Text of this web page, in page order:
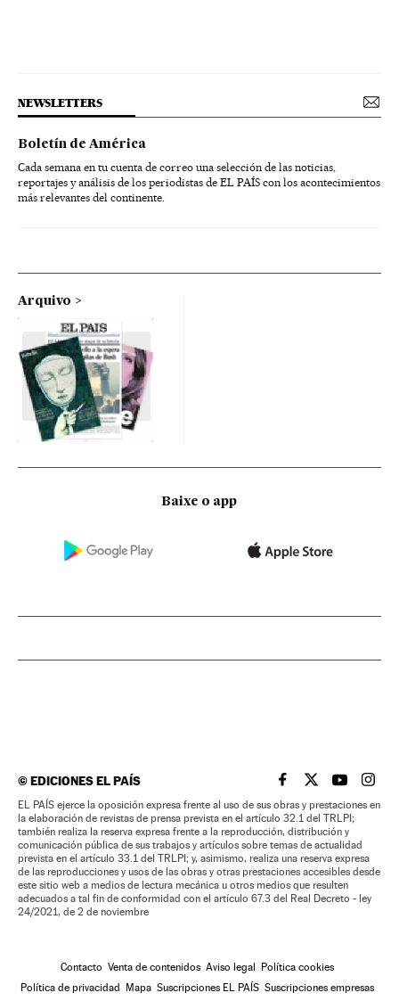
NEWSLETTERS
Boletín de América
Cada semana en tu cuenta de correo una selección de las noticias,
reportajes y análisis de los periodistas de EL PAÍS con los acontecimientos
más relevantes del continente.
Arquivo
Baixe o app
©EDICIONES EL PAÍS EL PAÍS BRASIL EN
EL PAÍSEL PAÍS
EL
EL PAÍS ejerce la oposición expresa frente al uso de sus obras y prestaciones en
la elaboración de revistas de prensa prevista en el artículo 32.1 del TRLPI;
también realiza la reserva expresa frente a la reproducción, distribución y
comunicación pública de sus trabajos y artículos sobre temas de actualidad
prevista en el artículo 33.1 del TRLPI; y, asimismo, realiza una reserva expresa
de las reproducciones y usos de las obras y otras prestaciones accesibles desde
este sitio web a medios de lectura mecánica u otros medios que resulten
adecuados a tal fin de conformidad con el artículo 67.3 del Real Decreto - ley
24/2021, de 2 de noviembre
Contacto Venta de contenidos Aviso legal
Política cookies
Política de privacidad
Mapa Suscripciones EL PAÍS Suscripciones empresas